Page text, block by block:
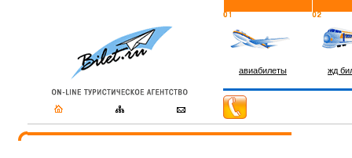
авиабилеты жд